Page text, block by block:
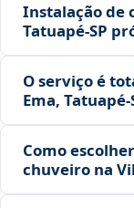
Instalação de
Tatuapé‑SP
O serviço é
Ema,
Como
chuveiro na